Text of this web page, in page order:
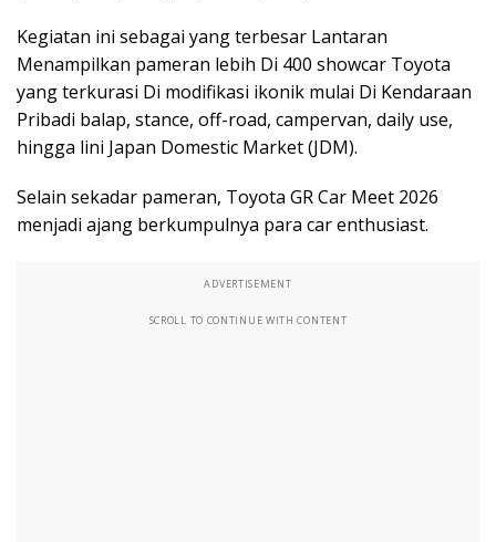
Kegiatan ini sebagai yang terbesar Lantaran
Menampilkan pameran lebih Di 400 showcar Toyota
yang terkurasi Di modifikasi ikonik mulai Di Kendaraan
Pribadi balap, stance, off-road, campervan, daily use,
hingga lini Japan Domestic Market (JDM).
Selain sekadar pameran, Toyota GR Car Meet 2026
menjadi ajang berkumpulnya para car enthusiast.
ADVERTISEMENT
SCROLL TO CONTINUE WITH CONTENT